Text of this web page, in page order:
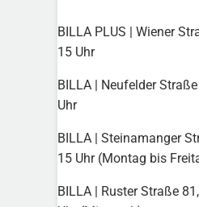
BILLA PLUS | Wiener
15 Uhr
BILLA | Neufelder
Uhr
BILLA | Steinamanger
15 Uhr (Montag bis
BILLA | Ruster Straße